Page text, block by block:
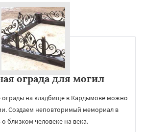
ограда для могил
ограды на кладбище в Кардымове можно
Создаем неповторимый мемориал в
о близком человеке на века.